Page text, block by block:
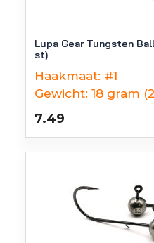
Lupa Gear Tungsten
st)
Haakmaat: #1
Gewicht: 18 gram
7.49